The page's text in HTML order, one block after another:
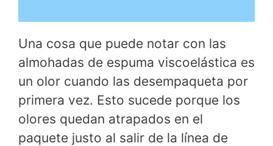
Una cosa que puede notar con las
almohadas de espuma viscoelástica es
un olor cuando las desempaqueta por
primera vez. Esto sucede porque los
olores quedan atrapados en el
paquete justo al salir de la línea de